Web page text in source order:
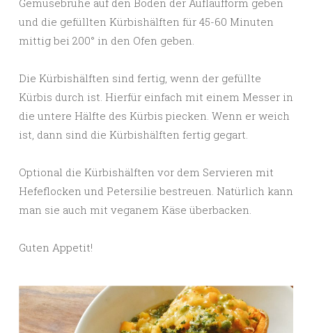
und die gefüllten Kürbishälften für 45-60 Minuten
mittig bei 200° in den Ofen geben.
Die Kürbishälften sind fertig, wenn der gefüllte
Kürbis durch ist. Hierfür einfach mit einem Messer in
die untere Hälfte des Kürbis piecken. Wenn er weich
ist, dann sind die Kürbishälften fertig gegart.
Optional die Kürbishälften vor dem Servieren mit
Hefeflocken und Petersilie bestreuen. Natürlich kann
man sie auch mit veganem Käse überbacken.
Guten Appetit!